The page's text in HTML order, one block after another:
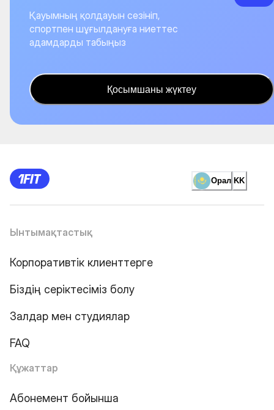
Қауымның қолдауын сезініп,
спортпен шұғылдануға ниеттес
адамдарды табыңыз
Қосымшаны жүктеу
Орал KK
Ынтымақтастық
Корпоративтік клиенттерге
Біздің серіктесіміз болу
Залдар мен студиялар
FAQ
Құжаттар
Абонемент бойынша